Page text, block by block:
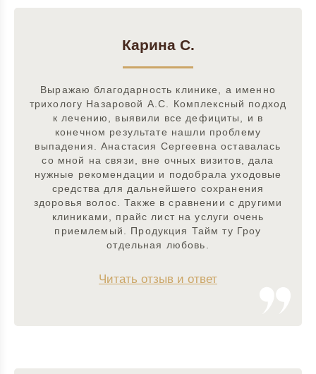
Карина С.
Выражаю благодарность клинике, а именно
трихологу Назаровой А.С. Комплексный подход
к лечению, выявили все дефициты, и в
конечном результате нашли проблему
выпадения. Анастасия Сергеевна оставалась
со мной на связи, вне очных визитов, дала
нужные рекомендации и подобрала уходовые
средства для дальнейшего сохранения
здоровья волос. Также в сравнении с другими
клиниками, прайс лист на услуги очень
приемлемый. Продукция Тайм ту Гроу
отдельная любовь.
Читать отзыв и ответ